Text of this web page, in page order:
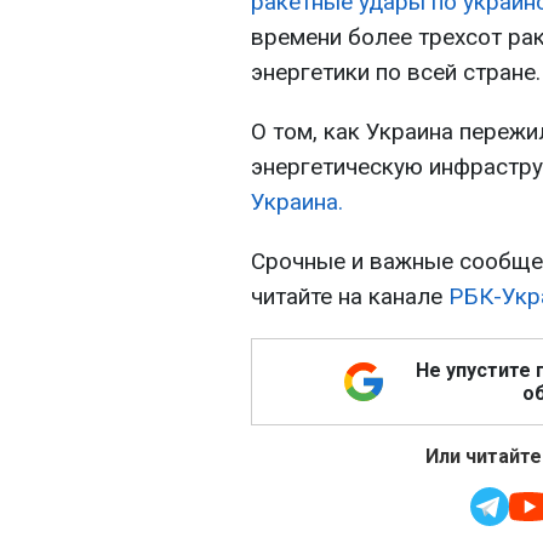
времени более трехсот
энергетики по всей стране.
О том, как Украина
энергетическую
Украина.
Срочные и важные
читайте на канале РБК-
Не упустите
Или